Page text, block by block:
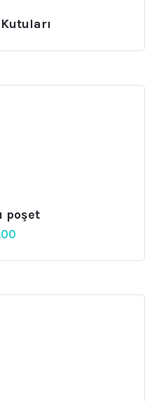
poşet